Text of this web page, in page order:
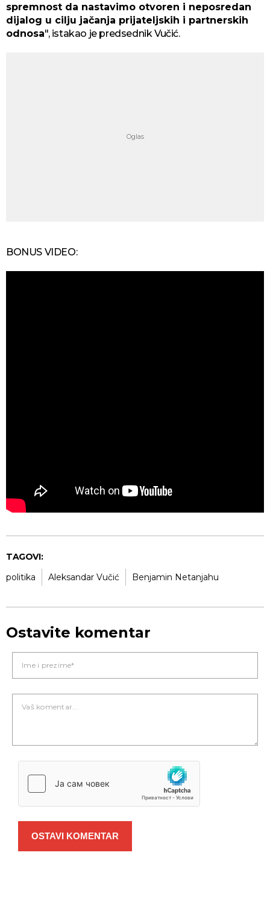
spremnost da nastavimo otvoren i neposredan
dijalog u cilju jačanja prijateljskih i partnerskih
odnosa", istakao je predsednik Vučić.
BONUS VIDEO:
TAGOVI:
politika
Aleksandar Vučić Benjamin Netanjahu
Ostavite komentar
OSTAVI KOMENTAR